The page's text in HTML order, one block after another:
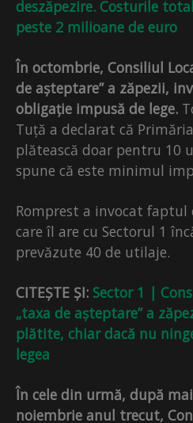
deszăpezire. Costurile
peste 2 milioane de euro
În octombrie, Consiliul
de așteptare” a zăpezii,
obligație impusă de lege.
Tuță a declarat că
plătească doar pentru 10
spune că este minimul
Romprest a invocat
care îl are cu Sectorul 1
prevăzute 40 de utilaje.
CITEȘTE ȘI: Sector 1 |
„taxa de așteptare” a
plătite, chiar dacă nu
legea
În cele din urmă, după
noiembrie anul trecut,